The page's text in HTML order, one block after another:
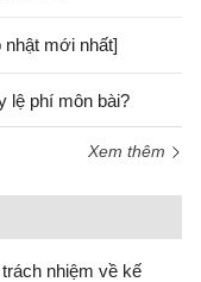
nhật mới nhất]
lệ phí môn bài?
Xem thêm
nhiệm về kế